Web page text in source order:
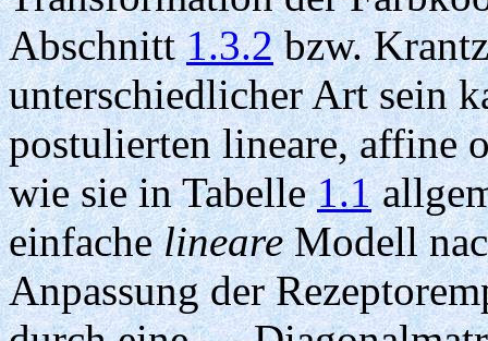
Abschnitt1.3.2bzw.
unterschiedlicher Art sein
postulierten lineare, affine
wie sie in Tabelle1.1
einfachelineareModell
Anpassung der